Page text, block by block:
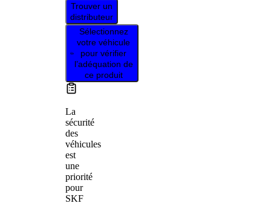
Trouver un
distributeur
Sélectionnez
votre véhicule
pour vérifier
l’adéquation de
ce produit
La
sécurité
des
véhicules
est
une
priorité
pour
SKF